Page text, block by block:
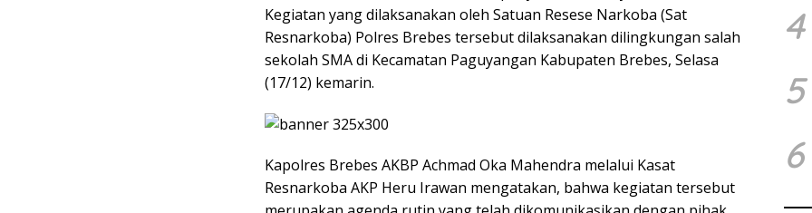
Kegiatan yang dilaksanakan oleh Satuan Resese Narkoba (Sat
Resnarkoba) Polres Brebes tersebut dilaksanakan dilingkungan salah
sekolah SMA di Kecamatan Paguyangan Kabupaten Brebes, Selasa
(17/12) kemarin.
Kapolres Brebes AKBP Achmad Oka Mahendra melalui Kasat
Resnarkoba AKP Heru Irawan mengatakan, bahwa kegiatan tersebut
4
5
6